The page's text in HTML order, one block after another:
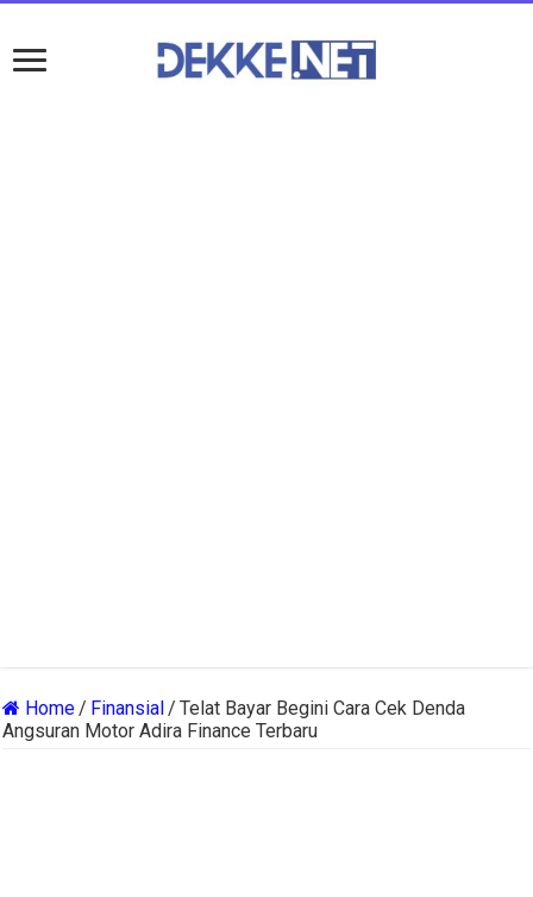
Home/ Finansial/ Telat Bayar Begini Cara Cek Denda
Angsuran Motor Adira Finance Terbaru